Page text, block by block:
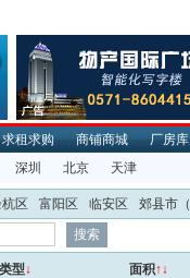
求租求购 商铺商城 厂房
深圳 北京 天津
区 富阳区 临安区 郊县市
类型↓ 面积↑↓